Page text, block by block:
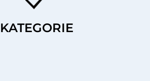
KATEGORIE